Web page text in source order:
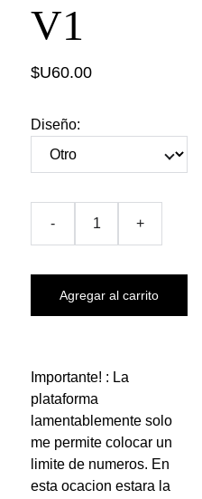
V1
$U60.00
Diseño:
- +
Agregar al carrito
Importante! : La
plataforma
lamentablemente solo
me permite colocar un
limite de numeros. En
esta ocacion estara la